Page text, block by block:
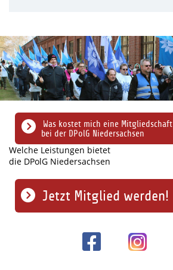
Was kostet mich eine Mitgliedschaft
bei der DPolG Niedersachsen
Welche Leistungen bietet
die DPolG Niedersachsen
Jetzt Mitglied werden!